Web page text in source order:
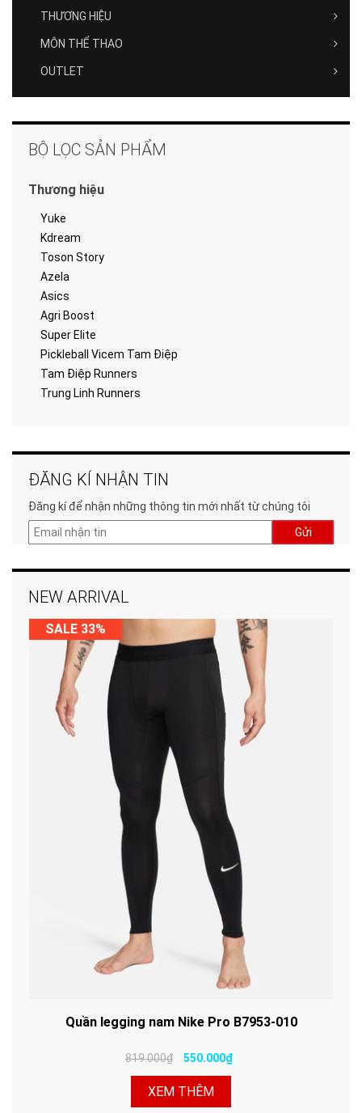
THƯƠNG HIỆU
MÔN THỂ THAO
OUTLET
BỘ LỌC SẢN PHẨM
Thương hiệu
Yuke
Kdream
Toson Story
Azela
Asics
Agri Boost
Super Elite
Pickleball Vicem Tam Điệp
Tam Điệp Runners
Trung Linh Runners
ĐĂNG KÍ NHẬN TIN
Đăng kí để nhận những thông tin mới nhất từ chúng tôi
Gửi
NEW ARRIVAL
SALE 33%
Quần legging nam Nike Pro B7953-010
819.000₫ 550.000₫
XEM THÊM